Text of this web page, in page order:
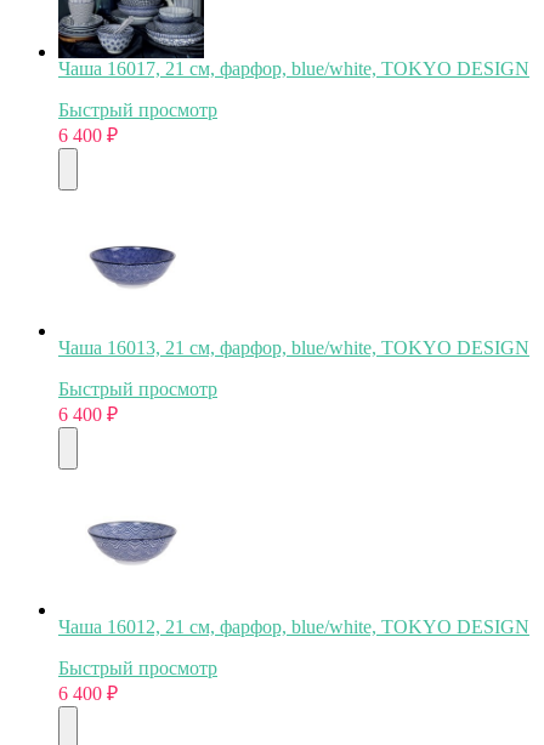
Чаша 16017, 21 см, фарфор, blue/white, TOKYO DESIGN
Быстрый просмотр
6 400 ₽
Чаша 16013, 21 см, фарфор, blue/white, TOKYO DESIGN
Быстрый просмотр
6 400 ₽
Чаша 16012, 21 см, фарфор, blue/white, TOKYO DESIGN
Быстрый просмотр
6 400 ₽